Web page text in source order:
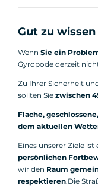
Gut zu wissen
Wenn Sie ein
Gyropode derzeit
Zu Ihrer Sicherheit
sollten Sie zwischen
Flache,
dem aktuellen
Eines unserer Ziele ist
persönlichen
wir den Raum
respektieren.Die